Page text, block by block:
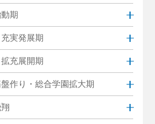
期
実発展期
充展開期
作り・総合学園拡大期